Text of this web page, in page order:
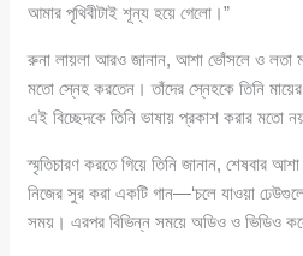
আমার পৃথিবীটাই শূন্য হয়ে গেলো।”
রুনা লায়লা আরও জানান, আশা ভোঁসলে ও লতা
মতো স্নেহ করতেন। তাঁদের স্নেহকে তিনি
এই বিচ্ছেদকে তিনি ভাষায় প্রকাশ করার মতো
স্মৃতিচারণ করতে গিয়ে তিনি জানান, শেষবার
নিজের সুর করা একটি গান—‘চলে যাওয়া
সময়। এরপর বিভিন্ন সময়ে অডিও ও ভিডিও